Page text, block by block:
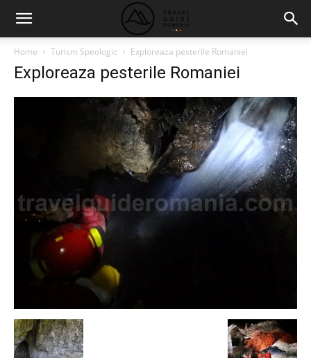
Home Turism Speologic Exploreaza pesterile Romaniei
Exploreaza pesterile Romaniei